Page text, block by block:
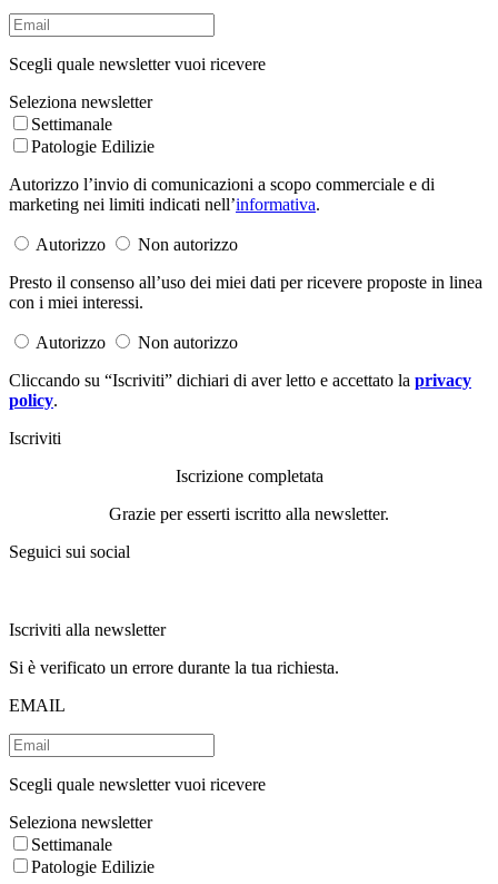
Scegli quale newsletter vuoi ricevere
Seleziona newsletter
Settimanale
Patologie Edilizie
Autorizzo l’invio di comunicazioni a scopo commerciale e di
marketing nei limiti indicati nell’informativa.
Autorizzo
Non autorizzo
Presto il consenso all’uso dei miei dati per ricevere proposte in linea
con i miei interessi.
Autorizzo
Non autorizzo
Cliccando su “Iscriviti” dichiari di aver letto e accettato la privacy
policy.
Iscriviti
Iscrizione completata
Grazie per esserti iscritto alla newsletter.
Seguici sui social
Iscriviti alla newsletter
Si è verificato un errore durante la tua richiesta.
EMAIL
Scegli quale newsletter vuoi ricevere
Seleziona newsletter
Settimanale
Patologie Edilizie